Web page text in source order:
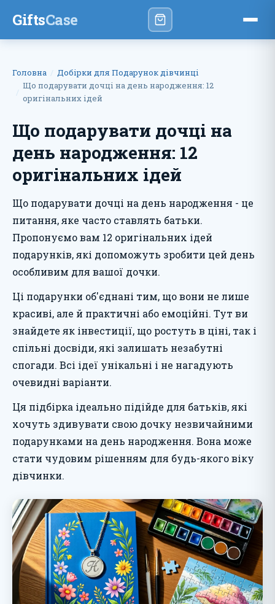
GiftsCase
Головна
Добірки для Подарунок дівчинці
Що подарувати дочці на день народження: 12
оригінальних ідей
Що подарувати дочці на
день народження: 12
оригінальних ідей
Що подарувати дочці на день народження - це
питання, яке часто ставлять батьки.
Пропонуємо вам 12 оригінальних ідей
подарунків, які допоможуть зробити цей день
особливим для вашої дочки.
Ці подарунки об'єднані тим, що вони не лише
красиві, але й практичні або емоційні. Тут ви
знайдете як інвестиції, що ростуть в ціні, так і
спільні досвіди, які залишать незабутні
спогади. Всі ідеї унікальні і не нагадують
очевидні варіанти.
Ця підбірка ідеально підійде для батьків, які
хочуть здивувати свою дочку незвичайними
подарунками на день народження. Вона може
стати чудовим рішенням для будь-якого віку
дівчинки.